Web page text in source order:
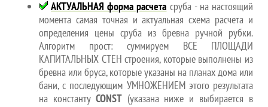
АКТУАЛЬНАЯ форма расчета сруба - на настоящий
момента самая точная и актуальная схема расчета и
определения цены сруба из бревна ручной рубки.
Алгоритм прост: суммируем ВСЕ ПЛОЩАДИ
КАПИТАЛЬНЫХ СТЕН строения, которые выполнены из
бревна или бруса, которые указаны на планах дома или
бани, с последующим УМНОЖЕНИЕМ этого результата
на константу CONST(указана ниже и выбирается в